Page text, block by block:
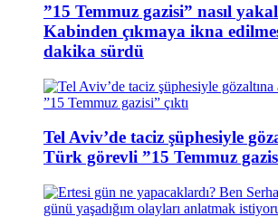
”15 Temmuz gazisi” nasıl
Kabinden çıkmaya ikna
dakika sürdü
Tel Aviv’de taciz şüphesiyle
Türk görevli ”15 Temmuz